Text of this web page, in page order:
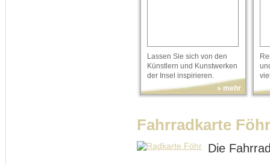
Lassen Sie sich von den
Künstlern und Kunstwerken
der Insel inspirieren.
» mehr
Fahrradkarte Föhr
Die